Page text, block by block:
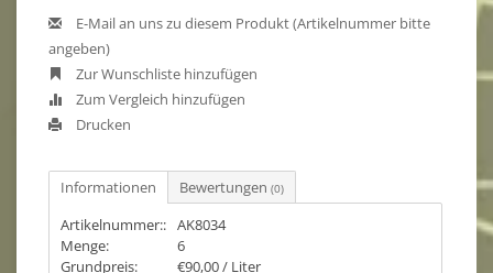
E-Mail an uns zu diesem Produkt (Artikelnummer bitte
angeben)
Zur Wunschliste hinzufügen
Zum Vergleich hinzufügen
Drucken
Informationen Bewertungen (0)
Artikelnummer:: AK8034
Menge:
6
Grundpreis:
€90,00 / Liter